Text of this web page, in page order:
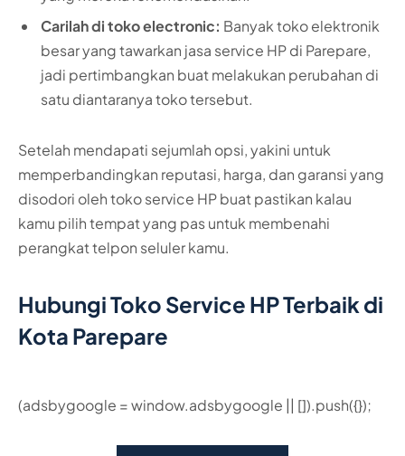
Carilah di toko electronic: Banyak toko elektronik
besar yang tawarkan jasa service HP di Parepare,
jadi pertimbangkan buat melakukan perubahan di
satu diantaranya toko tersebut.
Setelah mendapati sejumlah opsi, yakini untuk
memperbandingkan reputasi, harga, dan garansi yang
disodori oleh toko service HP buat pastikan kalau
kamu pilih tempat yang pas untuk membenahi
perangkat telpon seluler kamu.
Hubungi Toko Service HP Terbaik di
Kota Parepare
(adsbygoogle = window.adsbygoogle || []).push({});